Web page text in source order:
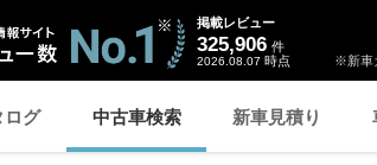
※新車
掲載レビュー
325,906 件
2026.08.07 時点
ログ 中古車検索 新車見積り